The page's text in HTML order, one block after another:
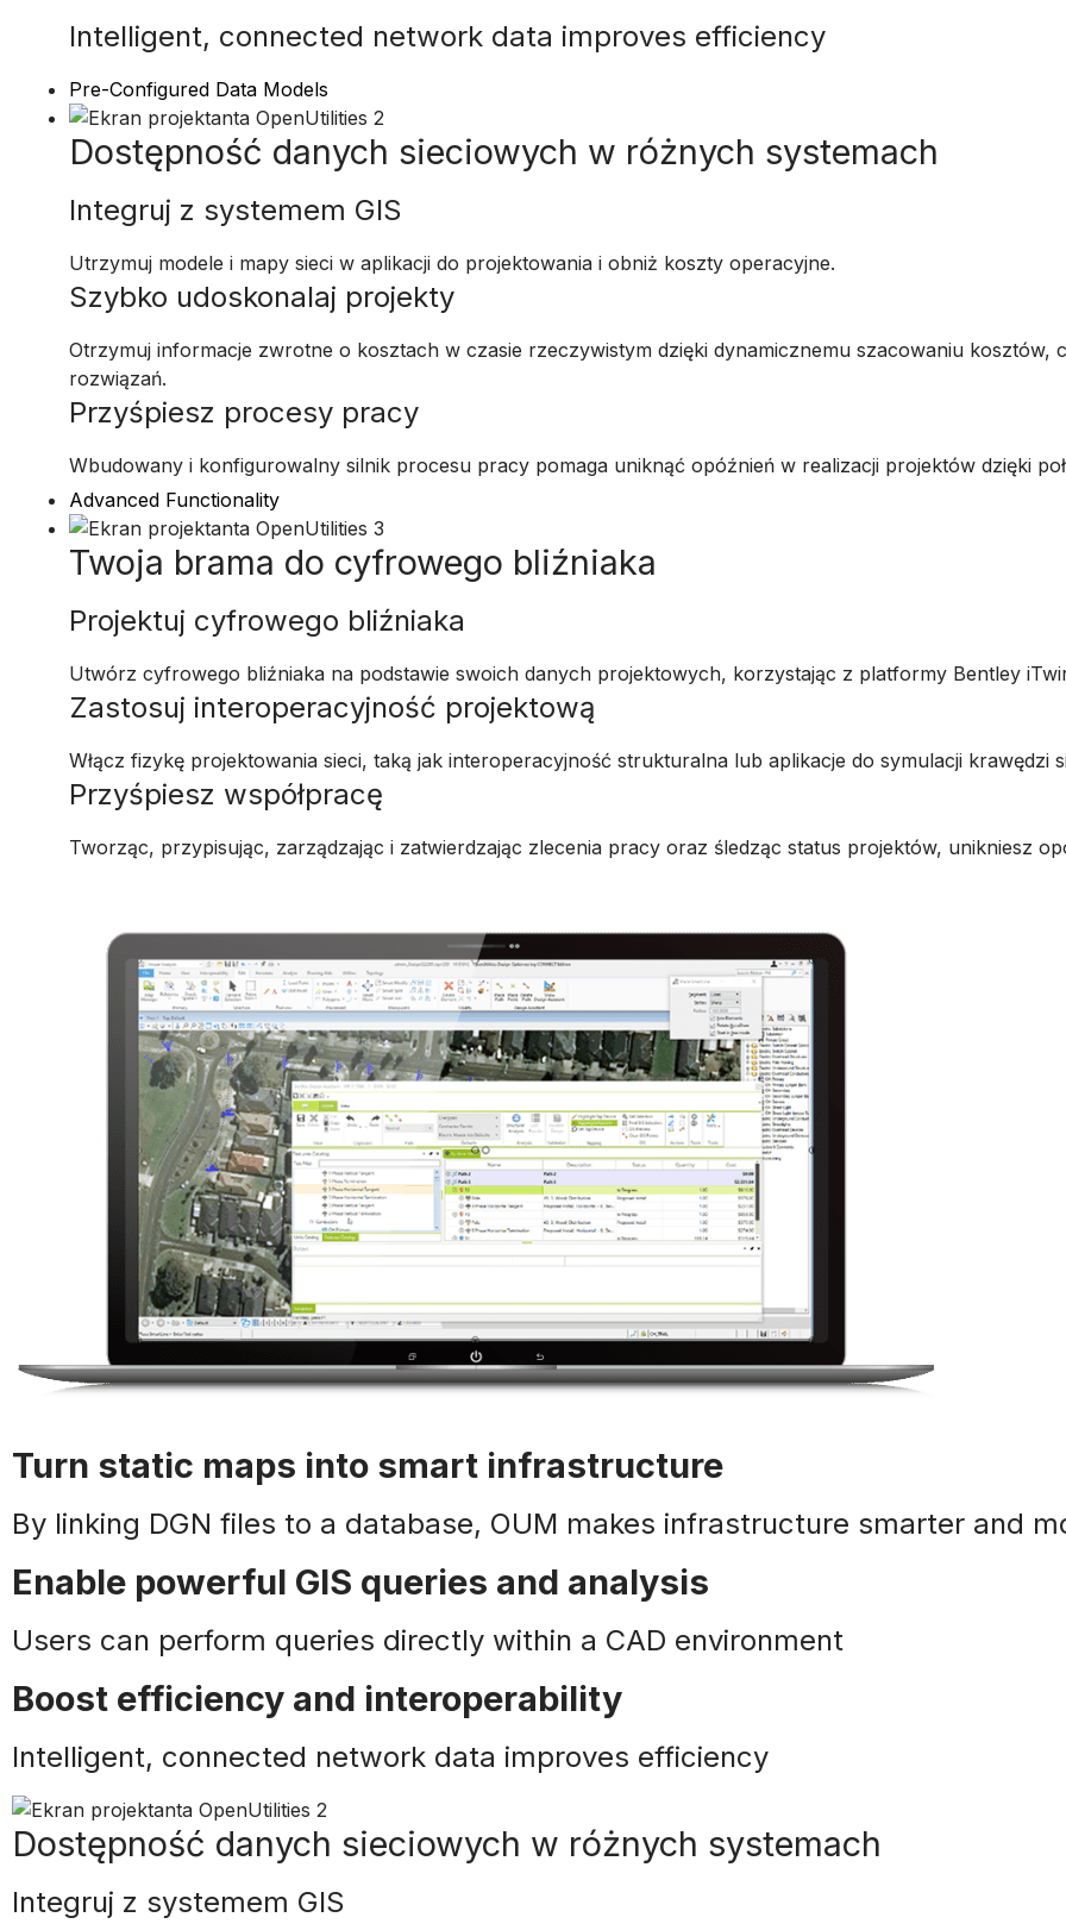
Intelligent, connected network data improves efficiency
Pre-Configured Data Models
Dostępność danych sieciowych w różnych systemach
Integruj z systemem GIS
Utrzymuj modele i mapy sieci w aplikacji do projektowania i obniż koszty operacyjne.
Szybko udoskonalaj projekty
Otrzymuj informacje zwrotne o kosztach w czasie rzeczywistym dzięki dynamicznemu szacowaniu
rozwiązań.
Przyśpiesz procesy pracy
Wbudowany i konfigurowalny silnik procesu pracy pomaga uniknąć opóźnień w realizacji projektów dzięki
Advanced Functionality
Twoja brama do cyfrowego bliźniaka
Projektuj cyfrowego bliźniaka
Utwórz cyfrowego bliźniaka na podstawie swoich danych projektowych, korzystając z platformy Bentley
Zastosuj interoperacyjność projektową
Włącz fizykę projektowania sieci, taką jak interoperacyjność strukturalna lub aplikacje do symulacji
Przyśpiesz współpracę
Tworząc, przypisując, zarządzając i zatwierdzając zlecenia pracy oraz śledząc status projektów, unikniesz
Turn static maps into smart infrastructure
By linking DGN files to a database, OUM makes infrastructure smarter and
Enable powerful GIS queries and analysis
Users can perform queries directly within a CAD environment
Boost efficiency and interoperability
Intelligent, connected network data improves efficiency
Dostępność danych sieciowych w różnych systemach
Integruj z systemem GIS